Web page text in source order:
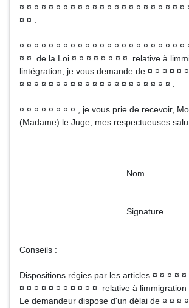
¤ ¤ ¤ ¤ ¤ ¤ ¤ ¤ ¤ ¤ ¤ ¤ ¤ ¤ ¤ ¤ ¤ ¤ ¤ ¤ ¤ ¤ ¤
¤ ¤ .
¤ ¤ ¤ ¤ ¤ ¤ ¤ ¤ ¤ ¤ ¤ ¤ ¤ ¤ ¤ ¤ ¤ ¤ ¤ ¤ ¤ ¤ ¤
¤ ¤ de la Loi ¤ ¤ ¤ ¤ ¤ ¤ ¤ ¤ relative à
lintégration, je vous demande de ¤ ¤ ¤ ¤ ¤
¤ ¤ ¤ ¤ ¤ ¤ ¤ ¤ ¤ ¤ ¤ ¤ ¤ ¤ ¤ ¤ ¤ ¤ ¤ ¤ ¤ .
¤ ¤ ¤ ¤ ¤ ¤ ¤ ¤ , je vous prie de recevoir,
(Madame) le Juge, mes respectueuses
Nom
Signature
Conseils :
Dispositions régies par les articles ¤ ¤ ¤ ¤
¤ ¤ ¤ ¤ ¤ ¤ ¤ ¤ ¤ ¤ ¤ relative à limmigration
Le demandeur dispose d'un délai de ¤ ¤ ¤